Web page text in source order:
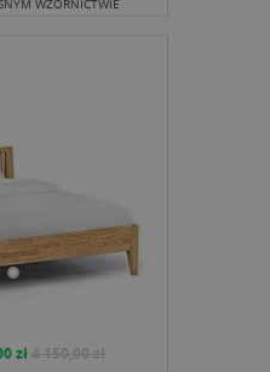
WZORNICTWIE
zł4 150,00 zł